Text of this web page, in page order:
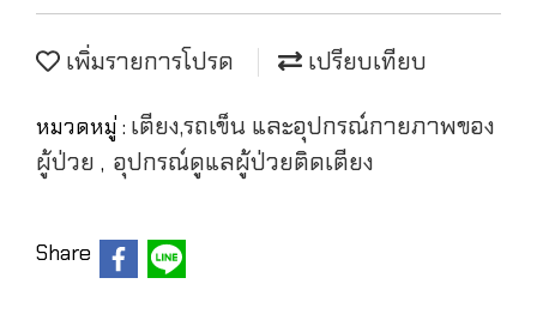
เพิ่มรายการโปรด เปรียบเทียบ
หมวดหมู่ : เตียง,รถเข็น และอุปกรณ์กายภาพของ
ผู้ป่วย , อุปกรณ์ดูแลผู้ป่วยติดเตียง
Share